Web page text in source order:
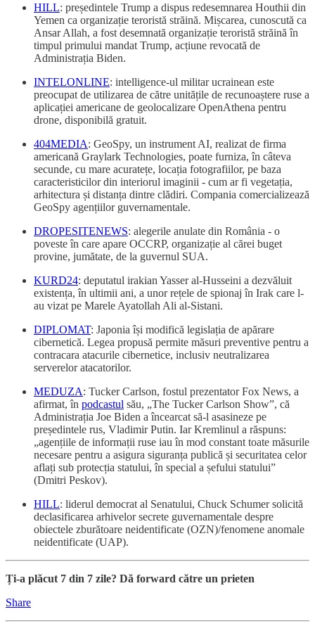
HILL: președintele Trump a dispus redesemnarea Houthii din
Yemen ca organizație teroristă străină. Mișcarea, cunoscută ca
Ansar Allah, a fost desemnată organizație teroristă străină în
timpul primului mandat Trump, acțiune revocată de
Administrația Biden.
INTELONLINE: intelligence-ul militar ucrainean este
preocupat de utilizarea de către unitățile de recunoaștere ruse a
aplicației americane de geolocalizare OpenAthena pentru
drone, disponibilă gratuit.
404MEDIA: GeoSpy, un instrument AI, realizat de firma
americană Graylark Technologies, poate furniza, în câteva
secunde, cu mare acuratețe, locația fotografiilor, pe baza
caracteristicilor din interiorul imaginii - cum ar fi vegetația,
arhitectura și distanța dintre clădiri. Compania comercializează
GeoSpy agențiilor guvernamentale.
DROPESITENEWS: alegerile anulate din România - o
poveste în care apare OCCRP, organizație al cărei buget
provine, jumătate, de la guvernul SUA.
KURD24: deputatul irakian Yasser al-Husseini a dezvăluit
existența, în ultimii ani, a unor rețele de spionaj în Irak care l-
au vizat pe Marele Ayatollah Ali al-Sistani.
DIPLOMAT: Japonia își modifică legislația de apărare
cibernetică. Legea propusă permite măsuri preventive pentru a
contracara atacurile cibernetice, inclusiv neutralizarea
serverelor atacatorilor.
MEDUZA: Tucker Carlson, fostul prezentator Fox News, a
afirmat, în podcastul său, „The Tucker Carlson Show”, că
Administrația Joe Biden a încearcat să-l asasineze pe
președintele rus, Vladimir Putin. Iar Kremlinul a răspuns:
„agențiile de informații ruse iau în mod constant toate măsurile
necesare pentru a asigura siguranța publică și securitatea celor
aflați sub protecția statului, în special a șefului statului”
(Dmitri Peskov).
HILL: liderul democrat al Senatului, Chuck Schumer solicită
declasificarea arhivelor secrete guvernamentale despre
obiectele zburătoare neidentificate (OZN)/fenomene anomale
neidentificate (UAP).
Ți-a plăcut 7 din 7 zile? Dă forward către un prieten
Share